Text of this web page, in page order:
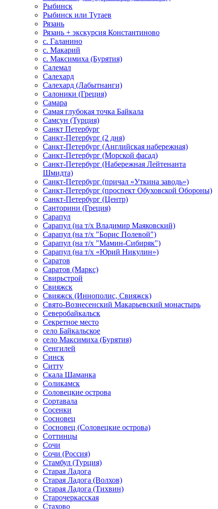
Рыбинск
Рыбинск или Тутаев
Рязань
Рязань + экскурсия Константиново
с. Галанино
с. Макарий
с. Максимиха (Бурятия)
Салемал
Салехард
Салехард (Лабытнанги)
Салоники (Греция)
Самара
Самая глубокая точка Байкала
Самсун (Турция)
Санкт Петербург
Санкт-Петербург (2 дня)
Санкт-Петербург (Английская набережная)
Санкт-Петербург (Морской фасад)
Санкт-Петербург (Набережная Лейтенанта
Шмидта)
Санкт-Петербург (причал «Уткина заводь»)
Санкт-Петербург (проспект Обуховской Обороны)
Санкт-Петербург (Центр)
Санторини (Греция)
Сарапул
Сарапул (на т/х Владимир Маяковский)
Сарапул (на т/х "Борис Полевой")
Сарапул (на т/х "Мамин-Сибиряк")
Сарапул (на т/х «Юрий Никулин»)
Саратов
Саратов (Маркс)
Свирьстрой
Свияжск
Свияжск (Иннополис, Свияжск)
Свято-Вознесенский Макарьевский монастырь
Северобайкальск
Секретное место
село Байкальское
село Максимиха (Бурятия)
Сенгилей
Синск
Ситту
Скала Шаманка
Соликамск
Соловецкие острова
Сортавала
Сосенки
Сосновец
Сосновец (Соловецкие острова)
Соттинцы
Сочи
Сочи (Россия)
Стамбул (Турция)
Старая Ладога
Старая Ладога (Волхов)
Старая Ладога (Тихвин)
Старочеркасская
Стахово